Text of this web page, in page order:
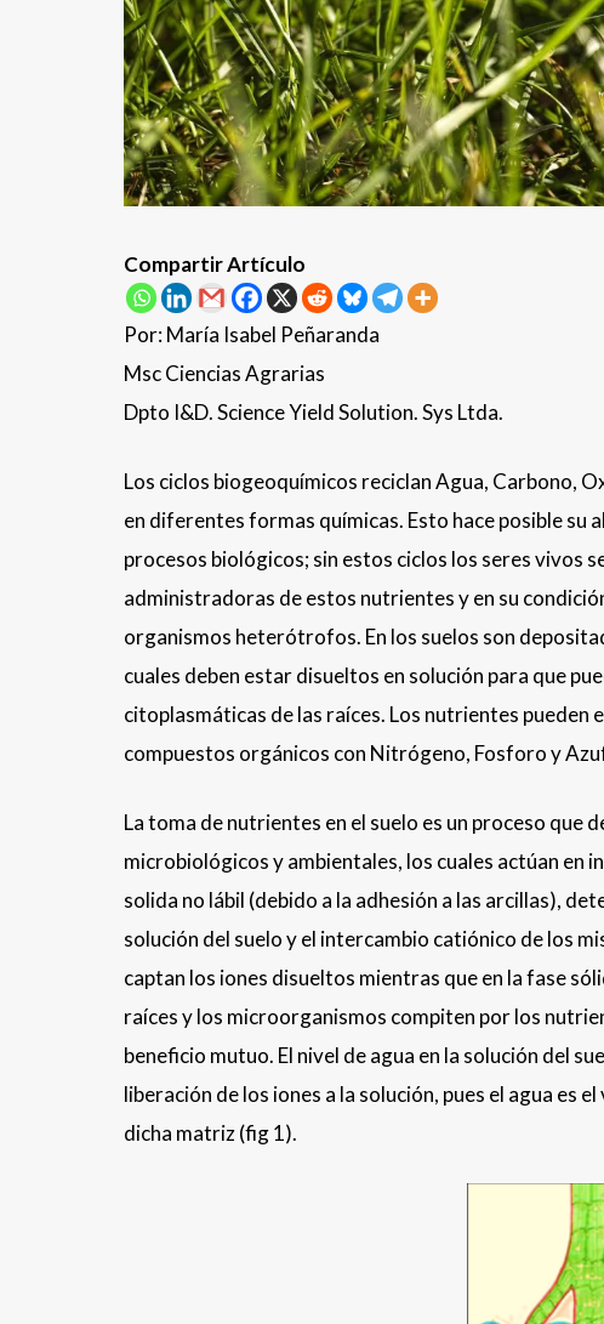
Compartir Artículo
Por: María Isabel Peñaranda
Msc Ciencias Agrarias
Dpto I&D. Science Yield Solution. Sys Ltda.
Los ciclos biogeoquímicos reciclan Agua, Carbono,
en diferentes formas químicas. Esto hace posible
procesos biológicos; sin estos ciclos los seres vivos
administradoras de estos nutrientes y en su
organismos heterótrofos. En los suelos son
cuales deben estar disueltos en solución para que
citoplasmáticas de las raíces. Los nutrientes
compuestos orgánicos con Nitrógeno, Fosforo y
La toma de nutrientes en el suelo es un proceso
microbiológicos y ambientales, los cuales actúan en
solida no lábil (debido a la adhesión a las arcillas),
solución del suelo y el intercambio catiónico de los
captan los iones disueltos mientras que en la fase
raíces y los microorganismos compiten por los
beneficio mutuo. El nivel de agua en la solución del
liberación de los iones a la solución, pues el agua es
dicha matriz (fig 1).